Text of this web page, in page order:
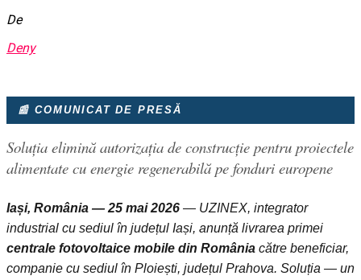
De
Deny
📰 COMUNICAT DE PRESĂ
Soluția elimină autorizația de construcție pentru proiectele
alimentate cu energie regenerabilă pe fonduri europene
Iași, România — 25 mai 2026 — UZINEX, integrator
industrial cu sediul în județul Iași, anunță livrarea primei
centrale fotovoltaice mobile din România către beneficiar,
companie cu sediul în Ploiești, județul Prahova. Soluția — un